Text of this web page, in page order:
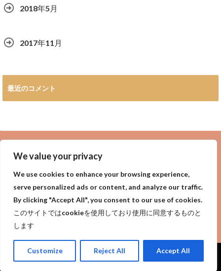
We value your privacy
We use cookies to enhance your browsing experience,
serve personalized ads or content, and analyze our traffic.
By clicking "Accept All", you consent to our use of cookies.
このサイトではcookieを使用しており使用に同意するものと
します
Customize Reject All Accept All
2018年5月
2017年11月
最近のコメント
privacy policy Purpose of site サイトの目的
プライバシーポリシー
Copyright©今日は何の日?世界一詳しい今日は何の日【今日なん？】
Rights Reserved.